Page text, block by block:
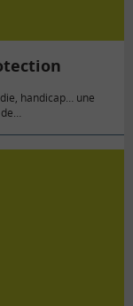
handicap… une
de…